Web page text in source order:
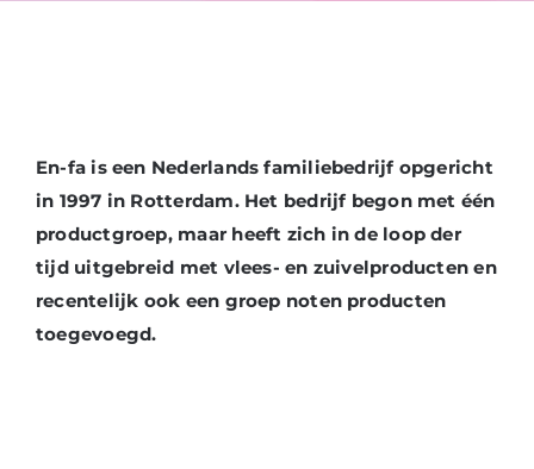
En-fa is een Nederlands familiebedrijf opgericht
in 1997 in Rotterdam. Het bedrijf begon met één
productgroep, maar heeft zich in de loop der
tijd uitgebreid met vlees- en zuivelproducten en
recentelijk ook een groep noten producten
toegevoegd.